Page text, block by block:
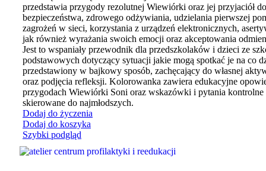
przedstawia przygody rezolutnej Wiewiórki oraz jej przyjaciół
bezpieczeństwa, zdrowego odżywiania, udzielania pierwszej
zagrożeń w sieci, korzystania z urządzeń elektronicznych,
jak również wyrażania swoich emocji oraz akceptowania
Jest to wspaniały przewodnik dla przedszkolaków i dzieci ze
podstawowych dotyczący sytuacji jakie mogą spotkać je na co
przedstawiony w bajkowy sposób, zachęcający do własnej
oraz podjęcia refleksji. Kolorowanka zawiera edukacyjne
przygodach Wiewiórki Soni oraz wskazówki i pytania kontrolne
skierowane do najmłodszych.
Dodaj do życzenia
Dodaj do koszyka
Szybki podgląd